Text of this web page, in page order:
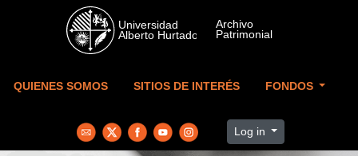
Skip to main content
QUIENES SOMOS SITIOS DE INTERÉS FONDOS
Log in